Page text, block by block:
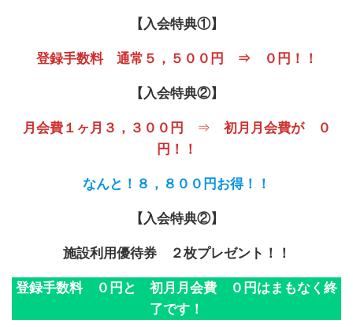
【入会特典①】
登録手数料 通常５，５００円 ⇒ ０円！！
【入会特典②】
月会費１ヶ月３，３００円 ⇒ 初月月会費が ０
円！！
なんと！８，８００円お得！！
【入会特典②】
施設利用優待券 ２枚プレゼント！！
登録手数料 ０円と 初月月会費 ０円はまもなく終
了です！